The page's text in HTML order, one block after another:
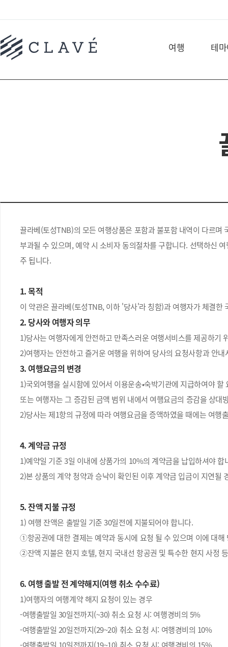
여행 테
끌라베(토성TNB)의 모든 여행상품은 포함과 불포함 내역이 다르
부과될 수 있으며, 예약 시 소비자 동의절차를 구합니다. 선택하신
주 됩니다.
1. 목적
이 약관은 끌라베(토성TNB, 이하 '당사'라 칭함)과 여행자가 체결
2. 당사와 여행자 의무
1)당사는 여행자에게 안전하고 만족스러운 여행서비스를 제공하기
2)여행자는 안전하고 즐거운 여행을 위하여 당사의 요청사항과 안
3. 여행요금의 변경
1)국외여행을 실시함에 있어서 이용운송•숙박기관에 지급하여야
또는 여행자는 그 증감된 금액 범위 내에서 여행요금의 증감을 상대
2)당사는 제1항의 규정에 따라 여행요금을 증액하였을 때에는 여행
4. 계약금 규정
1)예약일 기준 3일 이내에 상품가의 10%의 계약금을 납입하셔야 합
2)본 상품의 계약 청약과 승낙이 확인된 이후 계약금 입금이 지연될
5. 잔액 지불 규정
1) 여행 잔액은 출발일 기준 30일전에 지불되어야 합니다.
①항공권에 대한 결제는 예약과 동시에 요청 될 수 있으며 이에 대
②잔액 지불은 현지 호텔, 현지 국내선 항공권 및 특수한 현지 사정
6. 여행 출발 전 계약해지(여행 취소 수수료)
1)여행자의 여행계약 해지 요청이 있는 경우
-여행출발일 30일전까지(~30) 취소 요청 시: 여행경비의 5%
-여행출발일 20일전까지(29~20) 취소 요청 시: 여행경비의 10%